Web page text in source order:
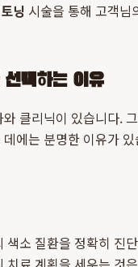
닝 시술을 통해 고객님
택하는 이유
클리닉이 있습니다.
에는 분명한 이유가
소 질환을 정확히 진